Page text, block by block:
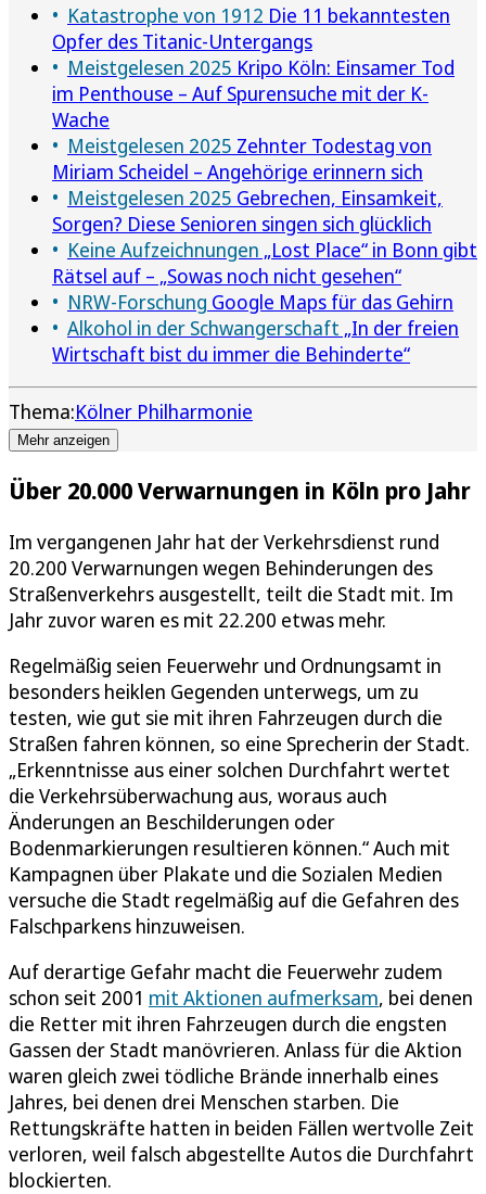
Katastrophe von 1912 Die 11 bekanntesten
Opfer des Titanic-Untergangs
Meistgelesen 2025 Kripo Köln: Einsamer Tod
im Penthouse – Auf Spurensuche mit der K-
Wache
Meistgelesen 2025 Zehnter Todestag von
Miriam Scheidel – Angehörige erinnern sich
Meistgelesen 2025 Gebrechen, Einsamkeit,
Sorgen? Diese Senioren singen sich glücklich
Keine Aufzeichnungen „Lost Place“ in Bonn gibt
Rätsel auf – „Sowas noch nicht gesehen“
NRW-Forschung Google Maps für das Gehirn
Alkohol in der Schwangerschaft „In der freien
Wirtschaft bist du immer die Behinderte“
Thema:Kölner Philharmonie
Mehr anzeigen
Über 20.000 Verwarnungen in Köln pro Jahr
Im vergangenen Jahr hat der Verkehrsdienst rund
20.200 Verwarnungen wegen Behinderungen des
Straßenverkehrs ausgestellt, teilt die Stadt mit. Im
Jahr zuvor waren es mit 22.200 etwas mehr.
Regelmäßig seien Feuerwehr und Ordnungsamt in
besonders heiklen Gegenden unterwegs, um zu
testen, wie gut sie mit ihren Fahrzeugen durch die
Straßen fahren können, so eine Sprecherin der Stadt.
„Erkenntnisse aus einer solchen Durchfahrt wertet
die Verkehrsüberwachung aus, woraus auch
Änderungen an Beschilderungen oder
Bodenmarkierungen resultieren können.“ Auch mit
Kampagnen über Plakate und die Sozialen Medien
versuche die Stadt regelmäßig auf die Gefahren des
Falschparkens hinzuweisen.
Auf derartige Gefahr macht die Feuerwehr zudem
schon seit 2001 mit Aktionen aufmerksam, bei denen
die Retter mit ihren Fahrzeugen durch die engsten
Gassen der Stadt manövrieren. Anlass für die Aktion
waren gleich zwei tödliche Brände innerhalb eines
Jahres, bei denen drei Menschen starben. Die
Rettungskräfte hatten in beiden Fällen wertvolle Zeit
verloren, weil falsch abgestellte Autos die Durchfahrt
blockierten.